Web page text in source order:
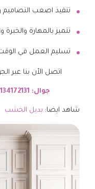
تنفيذ اصعب التصاميم
نتميز بالمهارة والخبرة
تسليم العمل في
اتصل الأن بنا عبر
جوال: 05134172131
شاهد ايضا: بديل الخشب